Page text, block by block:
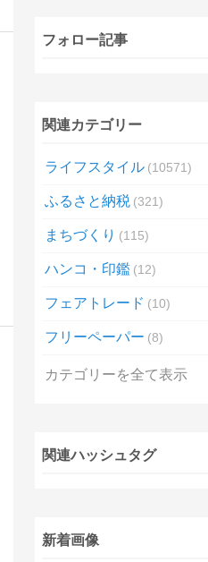
フォロー記事
関連カテゴリー
ライフスタイル 10571
ふるさと納税 321
まちづくり 115
ハンコ・印鑑 12
フェアトレード 10
フリーペーパー 8
カテゴリーを全て表示
関連ハッシュタグ
新着画像